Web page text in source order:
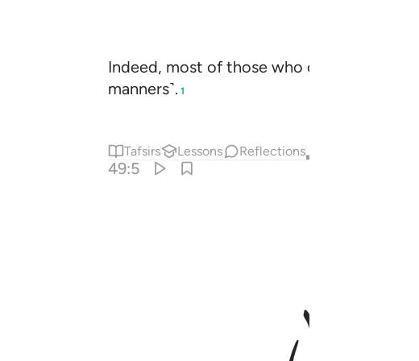
Indeed, most of those who call out to you
manners˺. 1
Tafsirs Lessons Reflections
49:5